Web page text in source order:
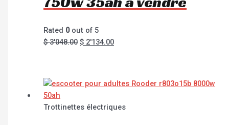
Rated 0out of 5
$3'048.00 $ 2'134.00
Trottinettes électriques